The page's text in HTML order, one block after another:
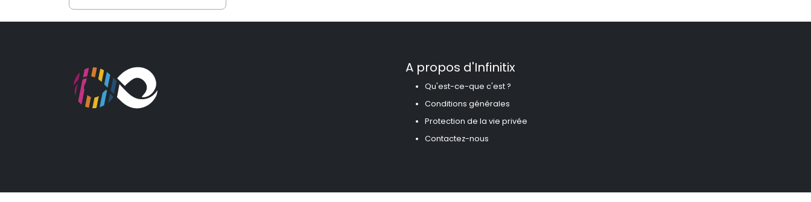
A propos d'Infinitix
Qu'est-ce-que c'est ?
Conditions générales
Protection de la vie privée
Contactez-nous